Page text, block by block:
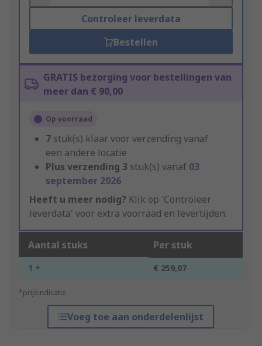
Controleer leverdata
Bestellen
GRATIS bezorging voor bestellingen van
meer dan € 90,00
Op voorraad
7 stuk(s) klaar voor verzending vanaf
een andere locatie
Plus verzending 3 stuk(s) vanaf 03
september 2026
Heeft u meer nodig? Klik op 'Controleer
leverdata' voor extra voorraad en levertijden.
Aantal stuks Per stuk
1 + € 259,07
*prijsindicatie
Voeg toe aan onderdelenlijst